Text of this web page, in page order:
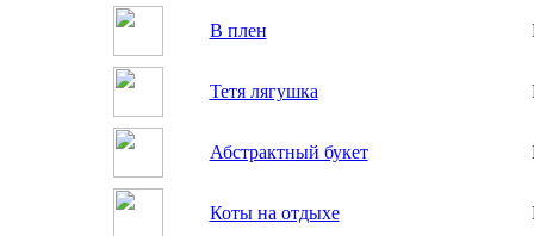
В плен
Тетя лягушка
Абстрактный букет
Коты на отдыхе